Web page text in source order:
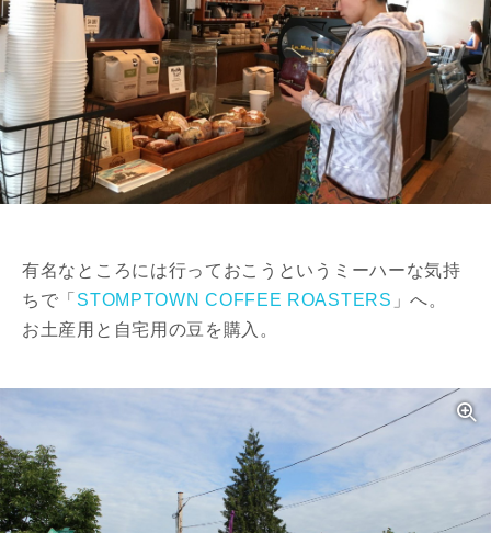
有名なところには行っておこうというミーハーな気持
ちで「 STOMPTOWN COFFEE ROASTERS 」へ。
お土産用と自宅用の豆を購入。